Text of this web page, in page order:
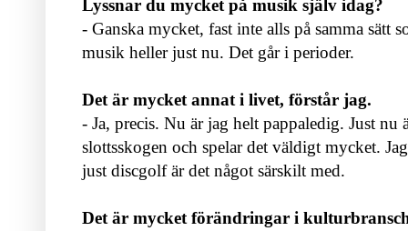
Lyssnar du mycket på musik själv idag?
- Ganska mycket, fast inte alls på samma sätt
musik heller just nu. Det går i perioder.
Det är mycket annat i livet, förstår jag.
- Ja, precis. Nu är jag helt pappaledig. Just
slottsskogen och spelar det väldigt mycket.
just discgolf är det något särskilt med.
Det är mycket förändringar i